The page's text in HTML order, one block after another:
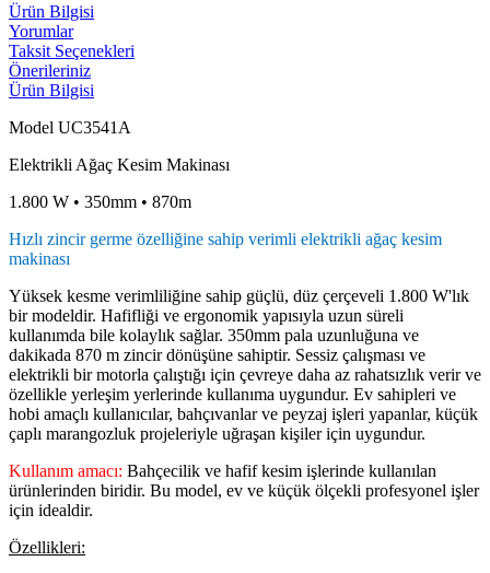
Ürün Bilgisi
Yorumlar
Taksit Seçenekleri
Önerileriniz
Ürün Bilgisi
Model UC3541A
Elektrikli Ağaç Kesim Makinası
1.800 W • 350mm • 870m
Hızlı zincir germe özelliğine sahip verimli elektrikli ağaç kesim
makinası
Yüksek kesme verimliliğine sahip güçlü, düz çerçeveli 1.800 W'lık
bir modeldir. Hafifliği ve ergonomik yapısıyla uzun süreli
kullanımda bile kolaylık sağlar. 350mm pala uzunluğuna ve
dakikada 870 m zincir dönüşüne sahiptir. Sessiz çalışması ve
elektrikli bir motorla çalıştığı için çevreye daha az rahatsızlık verir ve
özellikle yerleşim yerlerinde kullanıma uygundur. Ev sahipleri ve
hobi amaçlı kullanıcılar, bahçıvanlar ve peyzaj işleri yapanlar, küçük
çaplı marangozluk projeleriyle uğraşan kişiler için uygundur.
Kullanım amacı: Bahçecilik ve hafif kesim işlerinde kullanılan
ürünlerinden biridir. Bu model, ev ve küçük ölçekli profesyonel işler
için idealdir.
Özellikleri: